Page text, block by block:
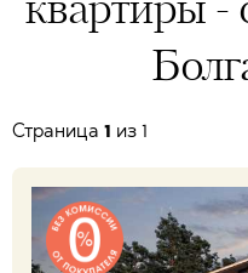
квартиры -
Страницa 1 из 1